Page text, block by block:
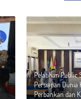
Pelatihan Public
Persiapan Dunia
Perbankan dan